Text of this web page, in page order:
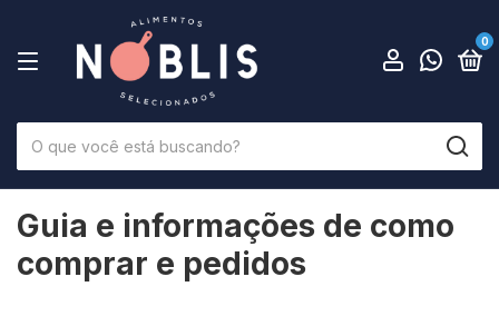
0
Guia e informações de como
comprar e pedidos